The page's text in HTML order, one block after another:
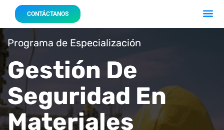
CONTÁCTANOS
Programa de Especialización
Gestión De
Seguridad En
Materiales